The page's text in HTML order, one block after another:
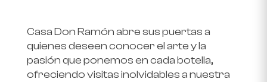
Casa Don Ramón abre sus puertas a
quienes deseen conocer el arte y la
pasión que ponemos en cada botella,
ofreciendo visitas inolvidables a nuestra